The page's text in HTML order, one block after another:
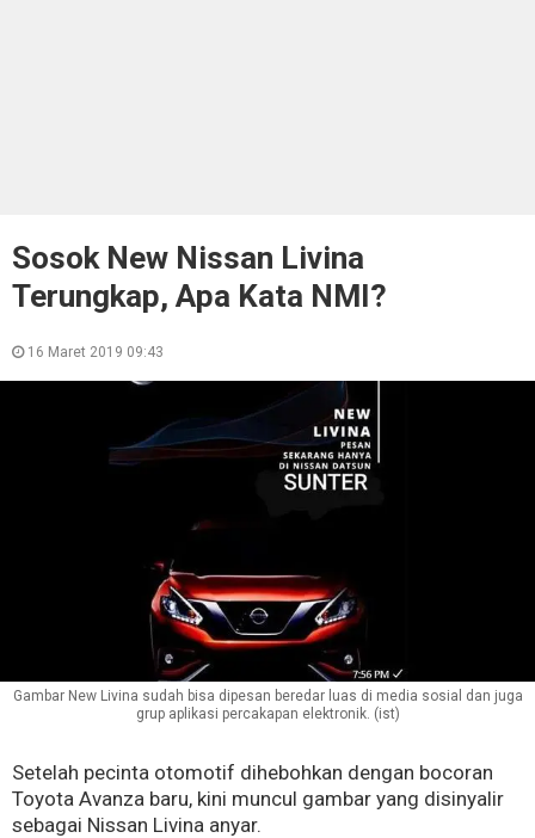
Sosok New Nissan Livina
Terungkap, Apa Kata NMI?
16 Maret 2019 09:43
Gambar New Livina sudah bisa dipesan beredar luas di media sosial dan juga
grup aplikasi percakapan elektronik. (ist)
Setelah pecinta otomotif dihebohkan dengan bocoran
Toyota Avanza baru, kini muncul gambar yang disinyalir
sebagai Nissan Livina anyar.